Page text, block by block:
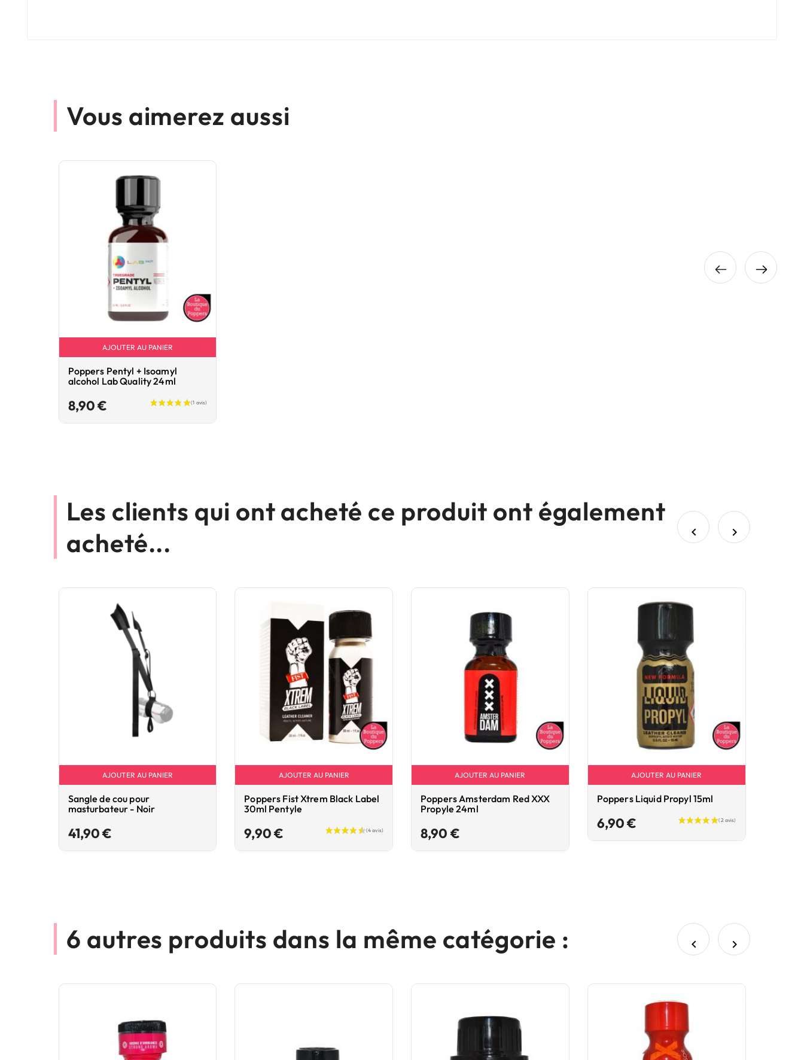
Vous aimerez aussi
AJOUTER AU PANIER
Poppers Pentyl + Isoamyl
alcohol Lab Quality 24ml
8,90 €
Les clients qui ont acheté ce produit ont également
acheté...
 
AJOUTER AU PANIER
Sangle de cou pour
masturbateur - Noir
41,90 €
AJOUTER AU PANIER
Poppers Fist Xtrem Black Label
30ml Pentyle
9,90 €
AJOUTER AU PANIER
Poppers Amsterdam Red XXX
Propyle 24ml
8,90 €Prix
AJOUTER AU PANIER
Poppers Liquid Propyl 15ml
6,90 €
6 autres produits dans la même catégorie :  